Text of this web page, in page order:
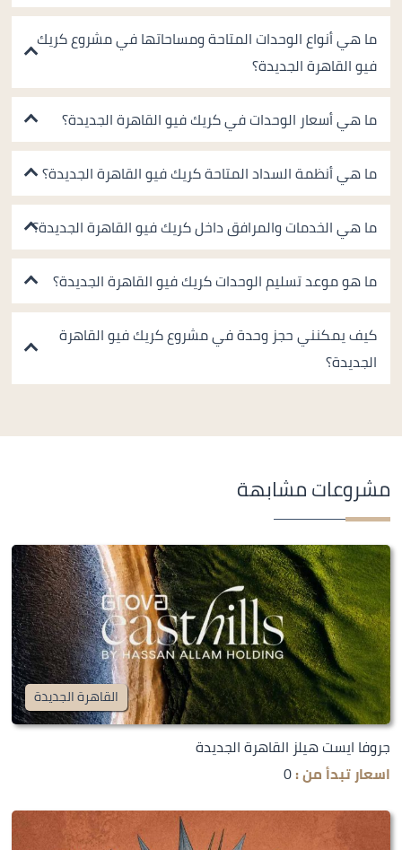
ما هي أنواع الوحدات المتاحة ومساحاتها في مشروع كريك
فيو القاهرة الجديدة؟
ما هي أسعار الوحدات في كريك فيو القاهرة الجديدة؟
ما هي أنظمة السداد المتاحة كريك فيو القاهرة الجديدة؟
ما هي الخدمات والمرافق داخل كريك فيو القاهرة الجديدة؟
ما هو موعد تسليم الوحدات كريك فيو القاهرة الجديدة؟
كيف يمكنني حجز وحدة في مشروع كريك فيو القاهرة
الجديدة؟
مشروعات مشابهة
القاهرة الجديدة
جروفا ايست هيلز القاهرة الجديدة
اسعار تبدأ من :0